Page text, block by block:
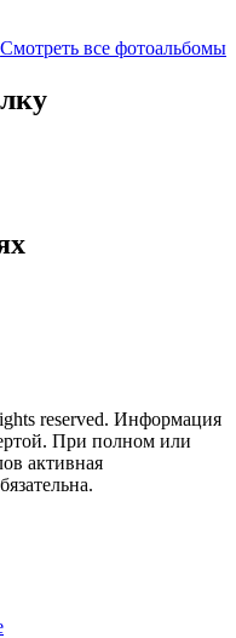
Смотреть все фотоальбомы
reserved. Информация
При полном или
активная